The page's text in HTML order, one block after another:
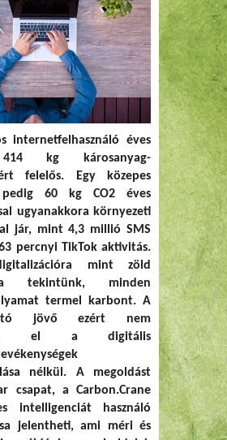
internetfelhasználó éves
kg károsanyag-
felelős. Egy közepes
60 kg CO2 éves
ugyanakkora környezeti
jár, mint 4,3 millió SMS
percnyi TikTok aktivitás.
mint zöld
tekintünk, minden
termel karbont. A
jövő ezért nem
el a digitális
nélkül. A megoldást
csapat, a Carbon.Crane
intelligenciát használó
jelentheti, ami méri és